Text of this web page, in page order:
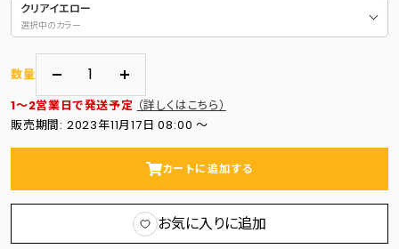
クリアイエロー
選択中のカラー
数量
量
を
す
数
量
を
す
1～2営業日で発送予定 （詳しくはこちら）
販売期間: 2023年11月17日 08:00 〜
カートに追加する
お気に入りに追加